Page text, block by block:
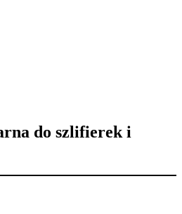
do szlifierek i